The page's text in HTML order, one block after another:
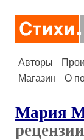
Авторы
Магазин
О
Мария
рецензии